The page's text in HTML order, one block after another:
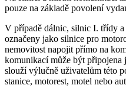
pouze na základě povolení
V případě dálnic, silnic I. třídy
označeny jako silnice pro
nemovitost napojit přímo na
komunikací může být připojena
slouží výlučně uživatelům této
stanice, motorest, motel nebo